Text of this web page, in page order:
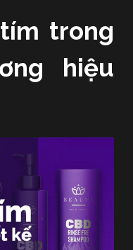
trong
hiệu